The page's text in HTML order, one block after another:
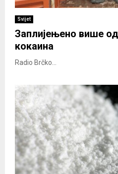
Svijet
Заплијењено више
кокаина
Radio Brčko...